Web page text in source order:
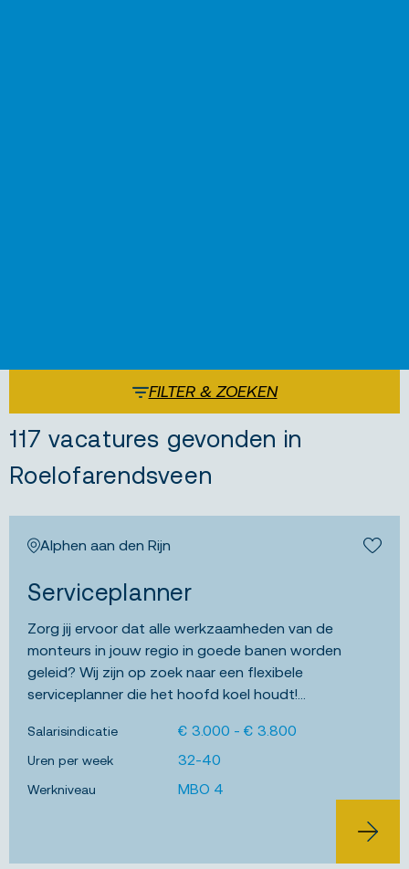
FILTER & ZOEKEN
117 vacatures gevonden in
Roelofarendsveen
Alphen aan den Rijn
Serviceplanner
Zorg jij ervoor dat alle werkzaamheden van de
monteurs in jouw regio in goede banen worden
geleid? Wij zijn op zoek naar een flexibele
serviceplanner die het hoofd koel houdt!...
Salarisindicatie € 3.000 - € 3.800
Uren per week 32-40
Werkniveau MBO 4
BEKIJK